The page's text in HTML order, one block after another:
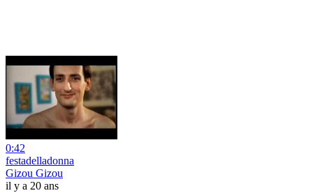
0:42
festadelladonna
Gizou Gizou
il y a 20 ans